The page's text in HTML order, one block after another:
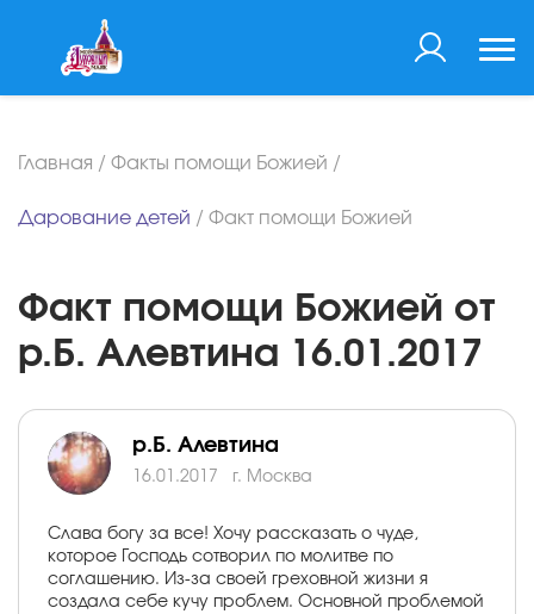
Главная / Факты помощи Божией /
Дарование детей / Факт помощи Божией
Факт помощи Божией от
р.Б. Алевтина 16.01.2017
р.Б. Алевтина
16.01.2017 г. Москва
Слава богу за все! Хочу рассказать о чуде,
которое Господь сотворил по молитве по
соглашению. Из-за своей греховной жизни я
создала себе кучу проблем. Основной проблемой